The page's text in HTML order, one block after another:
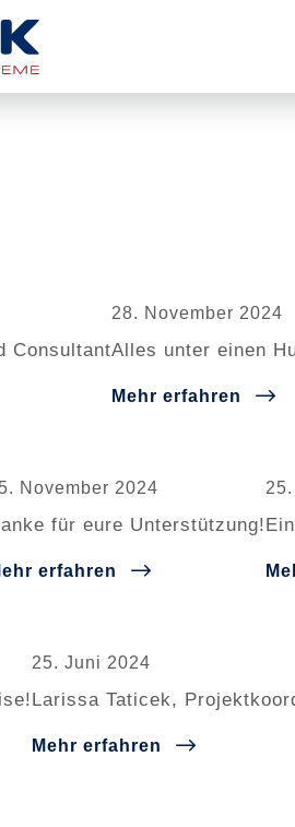
Consultant
28. November 2024
Alles unter einen
Mehr erfahren
November 2024
für eure Unterstützung!
erfahren
25. Juni 2024
Larissa Taticek,
Mehr erfahren